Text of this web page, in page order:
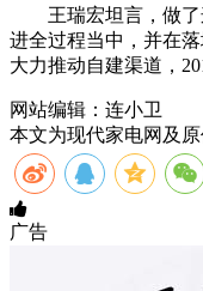
王瑞宏坦言，做
进全过程当中，并在
大力推动自建渠道，
网站编辑：连小卫
本文为现代家电网及
广告